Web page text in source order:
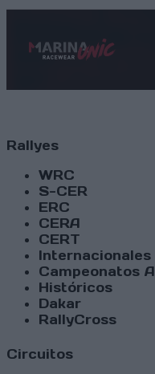
Rallyes
WRC
S-CER
ERC
CERA
CERT
Internacionales
Campeonatos
Históricos
Dakar
RallyCross
Circuitos